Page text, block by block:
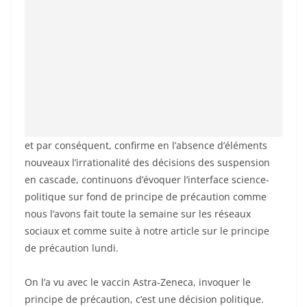
et par conséquent, confirme en l’absence d’éléments
nouveaux l’irrationalité des décisions des suspension
en cascade, continuons d’évoquer l’interface science-
politique sur fond de principe de précaution comme
nous l’avons fait toute la semaine sur les réseaux
sociaux et comme suite à notre article sur le principe
de précaution lundi.
On l’a vu avec le vaccin Astra-Zeneca, invoquer le
principe de précaution, c’est une décision politique.